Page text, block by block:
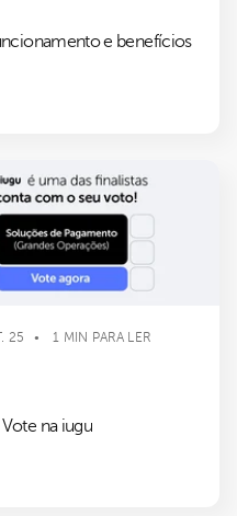
e benefícios
25 1 MIN PARA LER
na iugu